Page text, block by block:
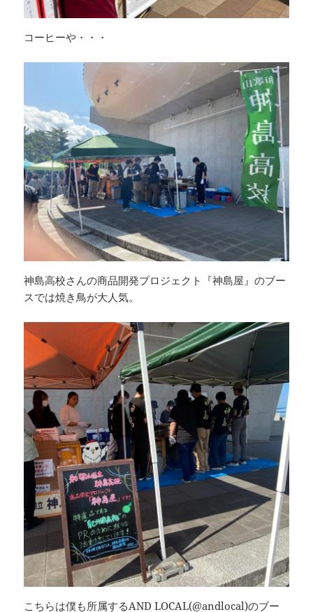
コーヒーや・・・
神島高校さんの商品開発プロジェクト『神島屋』のブー
スでは焼き鳥が大人気。
こちらは僕も所属するAND LOCAL(@andlocal)のブー